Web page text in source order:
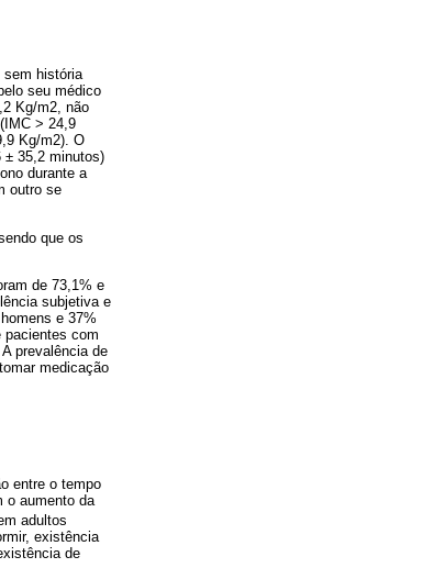
sem história
seu médico
Kg/m2, não
> 24,9
Kg/m2). O
± 35,2 minutos)
durante a
outro se
que os
de 73,1% e
subjetiva e
e 37%
pacientes com
prevalência de
medicação
entre o tempo
o aumento da
adultos
existência
de